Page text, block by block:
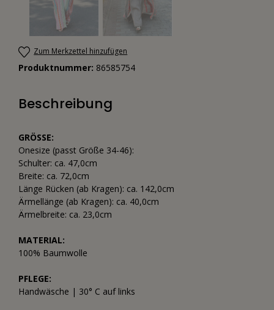
Zum Merkzettel hinzufügen
Produktnummer: 86585754
Beschreibung
GRÖSSE:
Onesize (passt Größe 34-46):
Schulter: ca. 47,0cm
Breite: ca. 72,0cm
Länge Rücken (ab Kragen): ca. 142,0cm
Ärmellänge (ab Kragen): ca. 40,0cm
Ärmelbreite: ca. 23,0cm
MATERIAL:
100% Baumwolle
PFLEGE:
Handwäsche | 30° C auf links